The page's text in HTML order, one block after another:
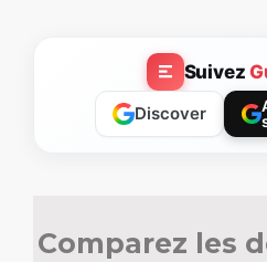
Suivez
Discover
Comparez les